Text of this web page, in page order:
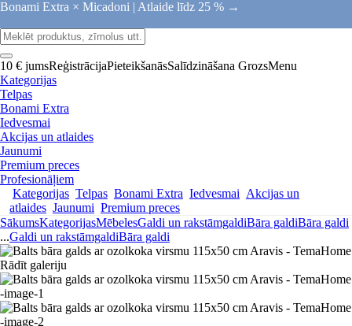
Bonami Extra × Micadoni | Atlaide līdz 25 % →
10 € jumsReģistrācijaPieteikšanāsSalīdzināšana GrozsMenu
Kategorijas
Telpas
Bonami Extra
Iedvesmai
Akcijas un atlaides
Jaunumi
Premium preces
Profesionāļiem
Kategorijas Telpas Bonami Extra Iedvesmai Akcijas un
atlaides Jaunumi Premium preces
SākumsKategorijasMēbelesGaldi un rakstāmgaldiBāra galdiBāra galdi
...Galdi un rakstāmgaldiBāra galdi
Rādīt galeriju